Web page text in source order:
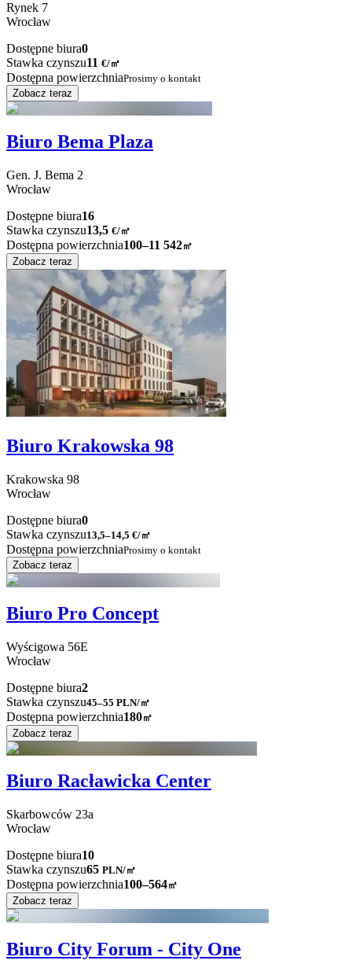
Rynek 7
Wrocław
Dostępne biura0
Stawka czynszu11 €/㎡
Dostępna powierzchniaProsimy o kontakt
Zobacz teraz
Biuro Bema Plaza
Gen. J. Bema 2
Wrocław
Dostępne biura16
Stawka czynszu13,5 €/㎡
Dostępna powierzchnia100–11 542㎡
Zobacz teraz
Biuro Krakowska 98
Krakowska 98
Wrocław
Dostępne biura0
Stawka czynszu13,5–14,5 €/㎡
Dostępna powierzchniaProsimy o kontakt
Zobacz teraz
Biuro Pro Concept
Wyścigowa 56E
Wrocław
Dostępne biura2
Stawka czynszu45–55 PLN/㎡
Dostępna powierzchnia180㎡
Zobacz teraz
Biuro Racławicka Center
Skarbowców 23a
Wrocław
Dostępne biura10
Stawka czynszu65 PLN/㎡
Dostępna powierzchnia100–564㎡
Zobacz teraz
Biuro City Forum - City One